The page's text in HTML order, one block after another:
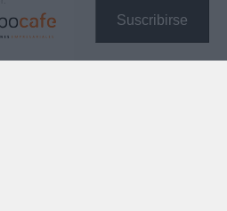
Suscribirse